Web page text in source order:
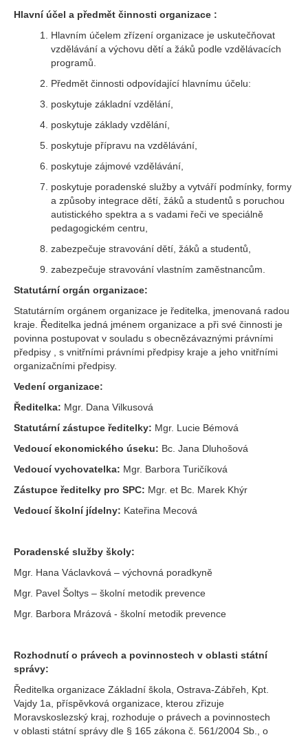
Hlavní účel a předmět činnosti organizace :
Hlavním účelem zřízení organizace je uskutečňovat
vzdělávání a výchovu dětí a žáků podle vzdělávacích
programů.
Předmět činnosti odpovídající hlavnímu účelu:
poskytuje základní vzdělání,
poskytuje základy vzdělání,
poskytuje přípravu na vzdělávání,
poskytuje zájmové vzdělávání,
poskytuje poradenské služby a vytváří podmínky, formy
a způsoby integrace dětí, žáků a studentů s poruchou
autistického spektra a s vadami řeči ve speciálně
pedagogickém centru,
zabezpečuje stravování dětí, žáků a studentů,
zabezpečuje stravování vlastním zaměstnancům.
Statutární orgán organizace:
Statutárním orgánem organizace je ředitelka, jmenovaná radou
kraje. Ředitelka jedná jménem organizace a při své činnosti je
povinna postupovat v souladu s obecnězávaznými právními
předpisy , s vnitřními právními předpisy kraje a jeho vnitřními
organizačními předpisy.
Vedení organizace:
Ředitelka: Mgr. Dana Vilkusová
Statutární zástupce ředitelky: Mgr. Lucie Bémová
Vedoucí ekonomického úseku: Bc. Jana Dluhošová
Vedoucí vychovatelka: Mgr. Barbora Turičíková
Zástupce ředitelky pro SPC: Mgr. et Bc. Marek Khýr
Vedoucí školní jídelny: Kateřina Mecová
Poradenské služby školy:
Mgr. Hana Václavková – výchovná poradkyně
Mgr. Pavel Šoltys – školní metodik prevence
Mgr. Barbora Mrázová - školní metodik prevence
Rozhodnutí o právech a povinnostech v oblasti státní
správy:
Ředitelka organizace Základní škola, Ostrava-Zábřeh, Kpt.
Vajdy 1a, příspěvková organizace, kterou zřizuje
Moravskoslezský kraj, rozhoduje o právech a povinnostech
v oblasti státní správy dle § 165 zákona č. 561/2004 Sb., o